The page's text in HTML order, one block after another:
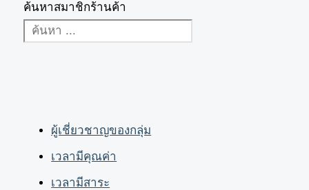
ค้นหาสมาชิกร้านค้า
ผู้เชี่ยวชาญของกลุ่ม
เวลามีคุณค่า
เวลามีสาระ